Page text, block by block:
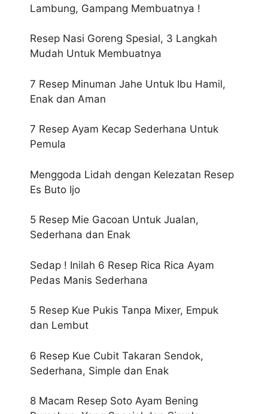
Lambung, Gampang Membuatnya !
Resep Nasi Goreng Spesial, 3 Langkah
Mudah Untuk Membuatnya
7 Resep Minuman Jahe Untuk Ibu Hamil,
Enak dan Aman
7 Resep Ayam Kecap Sederhana Untuk
Pemula
Menggoda Lidah dengan Kelezatan Resep
Es Buto Ijo
5 Resep Mie Gacoan Untuk Jualan,
Sederhana dan Enak
Sedap ! Inilah 6 Resep Rica Rica Ayam
Pedas Manis Sederhana
5 Resep Kue Pukis Tanpa Mixer, Empuk
dan Lembut
6 Resep Kue Cubit Takaran Sendok,
Sederhana, Simple dan Enak
8 Macam Resep Soto Ayam Bening